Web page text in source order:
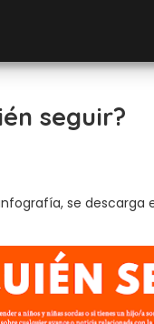
seguir?
se descarga